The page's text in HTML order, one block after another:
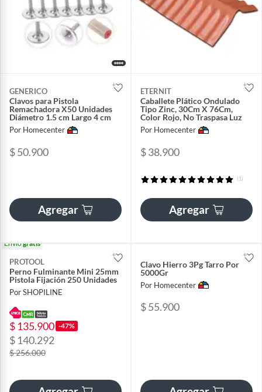
GENERICO
Clavos para Pistola
Remachadora X50 Unidades
Diámetro 1.5 cm Largo 4 cm
Por Homecenter
$ 50.900
Agregar
ETERNIT
Caballete Plático Ondulado
Tipo Zinc, 30Cm X 76Cm,
Color Rojo, No Traspasa Luz
Por Homecenter
$ 38.900
(1)
Agregar
Envíogratis
PROTOOL
Perno Fulminante Mini 25mm
Pistola Fijación 250 Unidades
Por SHOPILINE
$ 135.900 -47%
$ 140.292
$ 256.000
Clavo Hierro 3Pg Tarro Por
5000Gr
Por Homecenter
$ 55.900